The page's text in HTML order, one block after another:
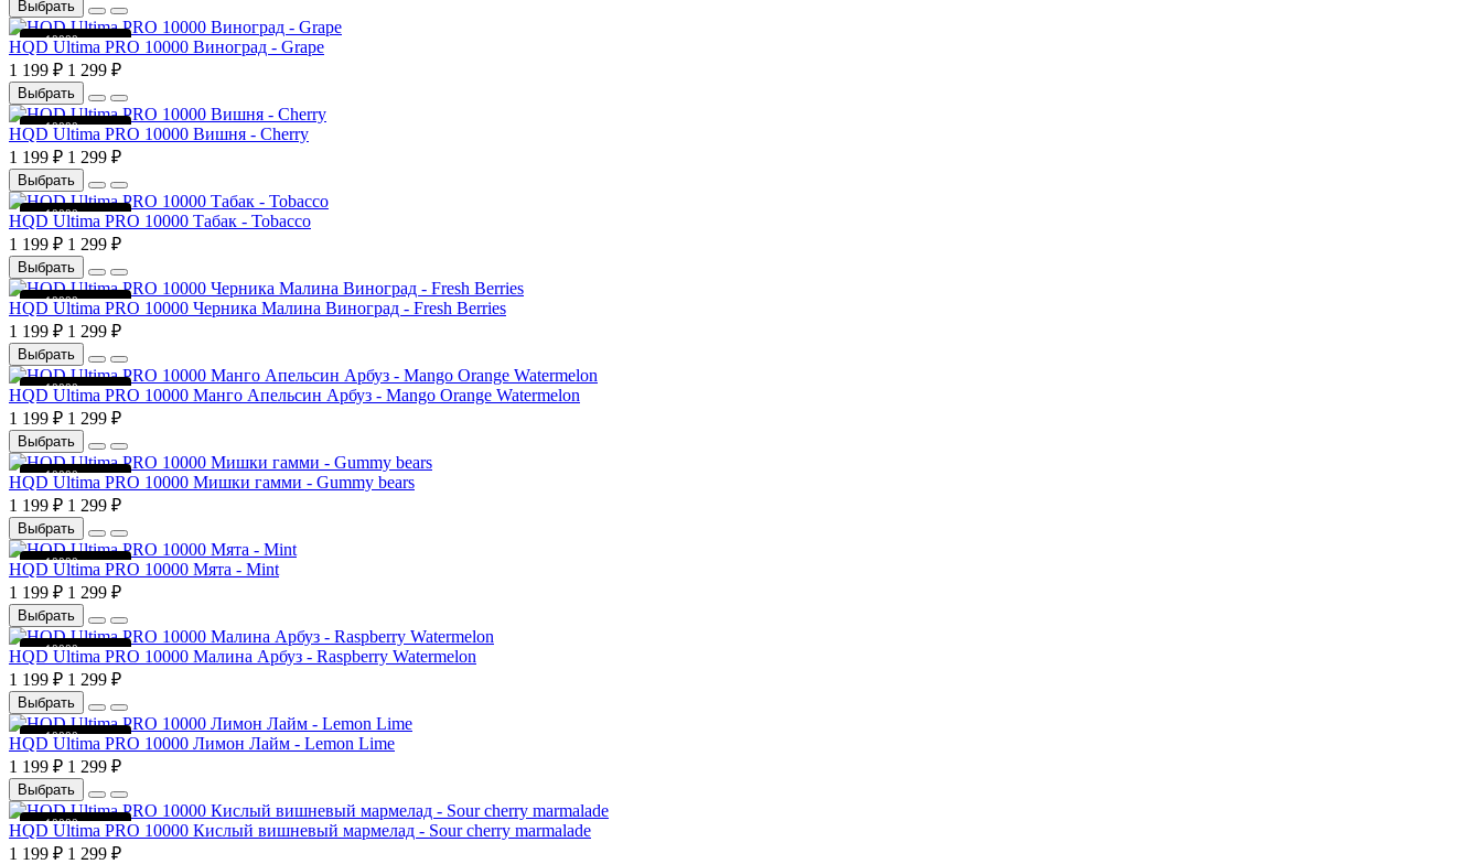
Выбрать
до 10000 затяжек
HQD Ultima PRO 10000 Виноград - Grape
1 199 ₽ 1 299 ₽
Выбрать
до 10000 затяжек
HQD Ultima PRO 10000 Вишня - Cherry
1 199 ₽ 1 299 ₽
Выбрать
до 10000 затяжек
HQD Ultima PRO 10000 Табак - Tobacco
1 199 ₽ 1 299 ₽
Выбрать
до 10000 затяжек
HQD Ultima PRO 10000 Черника Малина Виноград - Fresh Berries
1 199 ₽ 1 299 ₽
Выбрать
до 10000 затяжек
HQD Ultima PRO 10000 Манго Апельсин Арбуз - Mango Orange Watermelon
1 199 ₽ 1 299 ₽
Выбрать
до 10000 затяжек
HQD Ultima PRO 10000 Мишки гамми - Gummy bears
1 199 ₽ 1 299 ₽
Выбрать
до 10000 затяжек
HQD Ultima PRO 10000 Мята - Mint
1 199 ₽ 1 299 ₽
Выбрать
до 10000 затяжек
HQD Ultima PRO 10000 Малина Арбуз - Raspberry Watermelon
1 199 ₽ 1 299 ₽
Выбрать
до 10000 затяжек
HQD Ultima PRO 10000 Лимон Лайм - Lemon Lime
1 199 ₽ 1 299 ₽
Выбрать
до 10000 затяжек
HQD Ultima PRO 10000 Кислый вишневый мармелад - Sour cherry marmalade
1 199 ₽ 1 299 ₽